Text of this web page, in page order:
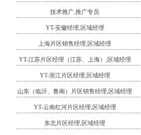
技术推广,推广专员
YT-安徽经理,区域经理
上海片区销售经理,区域经理
YT-江苏片区经理（江苏、上海）,区域经理
YT-浙江片区经理,区域经理
山东（临沂、鲁南）片区销售经理,区域经理
YT-云南红河片区经理,区域经理
东北片区经理,区域经理